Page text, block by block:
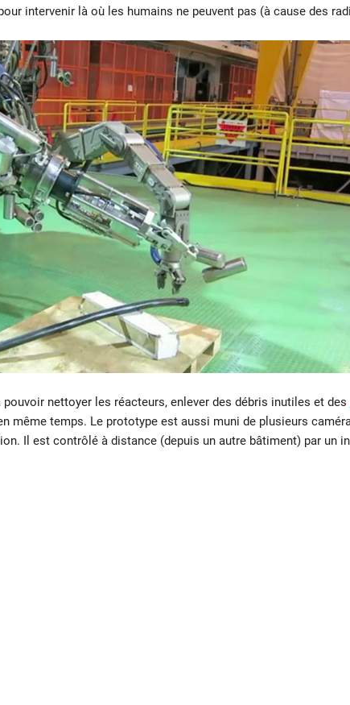
intervenir là où les humains ne peuvent pas (à cause des
nettoyer les réacteurs, enlever des débris inutiles et des
même temps. Le prototype est aussi muni de plusieurs
Il est contrôlé à distance (depuis un autre bâtiment) par un